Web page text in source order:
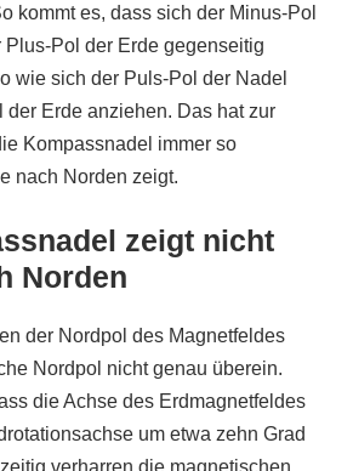
kommt es, dass sich der Minus-Pol
Pol der Erde gegenseitig
wie sich der Puls-Pol der Nadel
der Erde anziehen. Das hat zur
Kompassnadel immer so
nach Norden zeigt.
zeigt nicht
Norden
der Nordpol des Magnetfeldes
Nordpol nicht genau überein.
die Achse des Erdmagnetfeldes
um etwa zehn Grad
verharren die magnetischen